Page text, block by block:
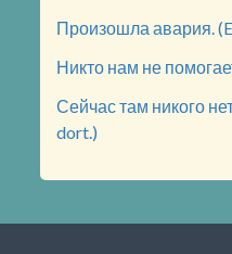
Произошла авария.
Никто нам не
Сейчас там никого
dort.)